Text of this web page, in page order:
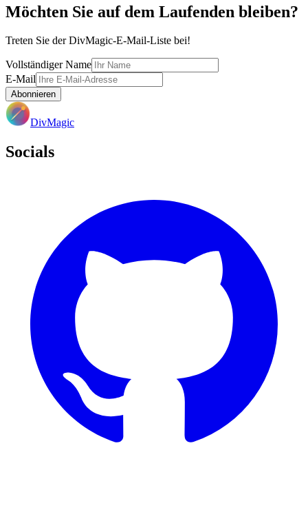
Möchten Sie auf dem Laufenden bleiben?
Treten Sie der DivMagic-E-Mail-Liste bei!
Vollständiger Name
E-Mail
Abonnieren
DivMagic
Socials